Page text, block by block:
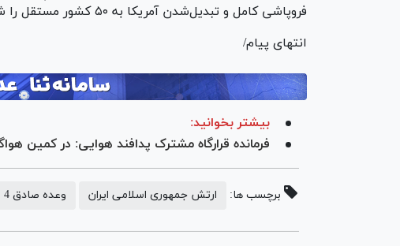
فروپاشی کامل و تبدیل‌شدن آمریکا به ۵۰ کشور مستقل را شاهد خواهیم بود.
انتهای پیام/
بیشتر بخوانید:
فرمانده قرارگاه مشترک پدافند هوایی: در کمین
برچسب ها: ارتش جمهوری اسلامی ایران وعده صادق 4